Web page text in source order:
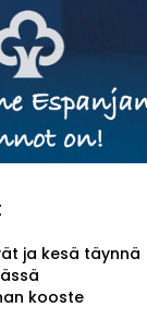
ja kesä täynnä
kooste